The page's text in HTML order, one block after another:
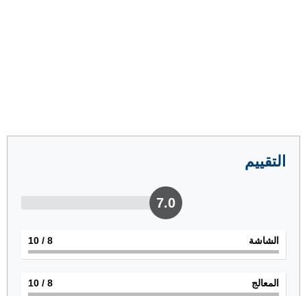
التقييم
7.0
الشاشة 8
/ 10
المعالج 8
/ 10